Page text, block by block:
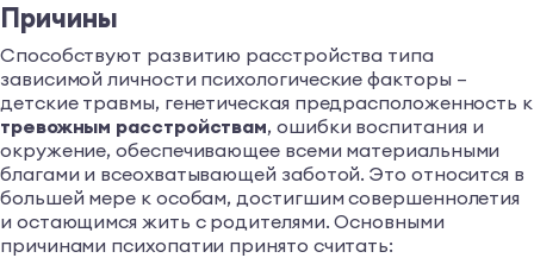
Причины
Способствуют развитию расстройства типа
зависимой личности психологические факторы –
детские травмы, генетическая предрасположенность к
тревожным расстройствам, ошибки воспитания и
окружение, обеспечивающее всеми материальными
благами и всеохватывающей заботой. Это относится в
большей мере к особам, достигшим совершеннолетия
и остающимся жить с родителями. Основными
причинами психопатии принято считать: